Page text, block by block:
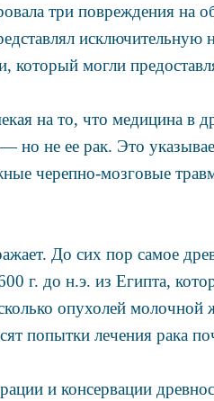
три повреждения на
исключительную
могли
на то, что медицина в
но не ее рак. Это
черепно-мозговые
До сих пор самое
г. до н.э. из Египта,
опухолей молочной
попытки лечения рака
и консервации